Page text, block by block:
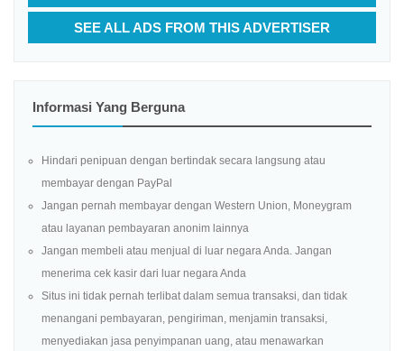
SEE ALL ADS FROM THIS ADVERTISER
Informasi Yang Berguna
Hindari penipuan dengan bertindak secara langsung atau
membayar dengan PayPal
Jangan pernah membayar dengan Western Union, Moneygram
atau layanan pembayaran anonim lainnya
Jangan membeli atau menjual di luar negara Anda. Jangan
menerima cek kasir dari luar negara Anda
Situs ini tidak pernah terlibat dalam semua transaksi, dan tidak
menangani pembayaran, pengiriman, menjamin transaksi,
menyediakan jasa penyimpanan uang, atau menawarkan